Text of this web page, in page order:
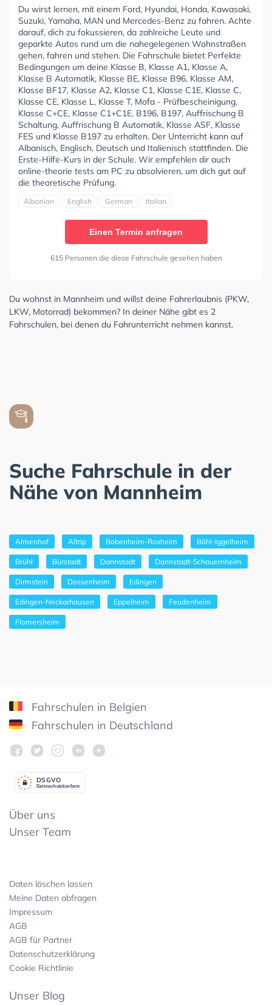
Du wirst lernen, mit einem Ford, Hyundai, Honda, Kawasaki,
Suzuki, Yamaha, MAN und Mercedes-Benz zu fahren. Achte
darauf, dich zu fokussieren, da zahlreiche Leute und
geparkte Autos rund um die nahegelegenen Wohnstraßen
gehen, fahren und stehen. Die Fahrschule bietet Perfekte
Bedingungen um deine Klasse B, Klasse A1, Klasse A,
Klasse B Automatik, Klasse BE, Klasse B96, Klasse AM,
Klasse BF17, Klasse A2, Klasse C1, Klasse C1E, Klasse C,
Klasse CE, Klasse L, Klasse T, Mofa - Prüfbescheinigung,
Klasse C+CE, Klasse C1+C1E, B196, B197, Auffrischung B
Schaltung, Auffrischung B Automatik, Klasse ASF, Klasse
FES und Klasse B197 zu erhalten. Der Unterricht kann auf
Albanisch, Englisch, Deutsch und Italienisch stattfinden. Die
Erste-Hilfe-Kurs in der Schule. Wir empfehlen dir auch
online-theorie tests am PC zu absolvieren, um dich gut auf
die theoretische Prüfung.
Albanian English German Italian
Einen Termin anfragen
615 Personen die diese Fahrschule gesehen haben
Du wohnst in Mannheim und willst deine Fahrerlaubnis (PKW,
LKW, Motorrad) bekommen? In deiner Nähe gibt es 2
Fahrschulen, bei denen du Fahrunterricht nehmen kannst.
Suche Fahrschule in der
Nähe von Mannheim
Almenhof Altrip Bobenheim-Roxheim Böhl-Iggelheim
Brühl Bürstadt Dannstadt Dannstadt-Schauernheim
Dirmstein Dossenheim Edingen
Edingen-Neckarhausen Eppelheim Feudenheim
Flomersheim
Fahrschulen in Belgien
Fahrschulen in Deutschland
Datenschutzkonform
DSGVO
Über uns
Unser Team
Daten löschen lassen
Meine Daten abfragen
Impressum
AGB
AGB für Partner
Datenschutzerklärung
Cookie Richtlinie
Unser Blog